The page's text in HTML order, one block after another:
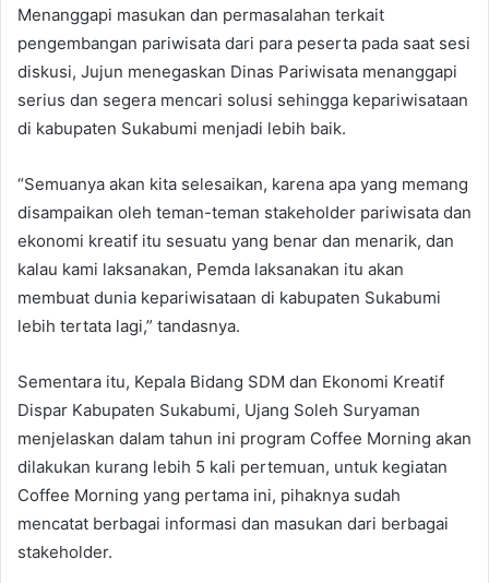
Menanggapi masukan dan permasalahan terkait
pengembangan pariwisata dari para peserta pada saat sesi
diskusi, Jujun menegaskan Dinas Pariwisata menanggapi
serius dan segera mencari solusi sehingga kepariwisataan
di kabupaten Sukabumi menjadi lebih baik.
“Semuanya akan kita selesaikan, karena apa yang memang
disampaikan oleh teman-teman stakeholder pariwisata dan
ekonomi kreatif itu sesuatu yang benar dan menarik, dan
kalau kami laksanakan, Pemda laksanakan itu akan
membuat dunia kepariwisataan di kabupaten Sukabumi
lebih tertata lagi,” tandasnya.
Sementara itu, Kepala Bidang SDM dan Ekonomi Kreatif
Dispar Kabupaten Sukabumi, Ujang Soleh Suryaman
menjelaskan dalam tahun ini program Coffee Morning akan
dilakukan kurang lebih 5 kali pertemuan, untuk kegiatan
Coffee Morning yang pertama ini, pihaknya sudah
mencatat berbagai informasi dan masukan dari berbagai
stakeholder.